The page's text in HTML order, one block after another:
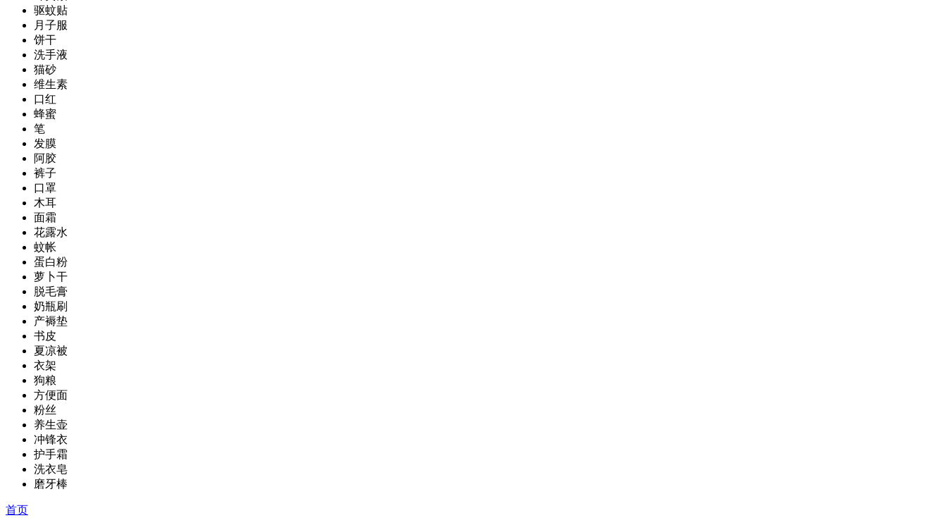
驱蚊贴
月子服
饼干
洗手液
猫砂
维生素
口红
蜂蜜
笔
发膜
阿胶
裤子
口罩
木耳
面霜
花露水
蚊帐
蛋白粉
萝卜干
脱毛膏
奶瓶刷
产褥垫
书皮
夏凉被
衣架
狗粮
方便面
粉丝
养生壶
冲锋衣
护手霜
洗衣皂
磨牙棒
首页